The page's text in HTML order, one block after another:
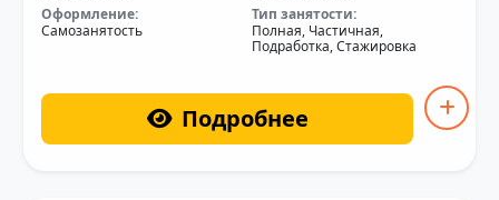
Оформление:
Самозанятость
Тип занятости:
Полная, Частичная,
Подработка, Стажировка
Подробнее